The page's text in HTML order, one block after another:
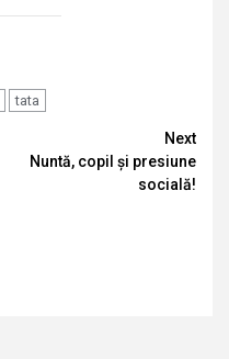
tata
Next
Nuntă, copil și presiune
socială!